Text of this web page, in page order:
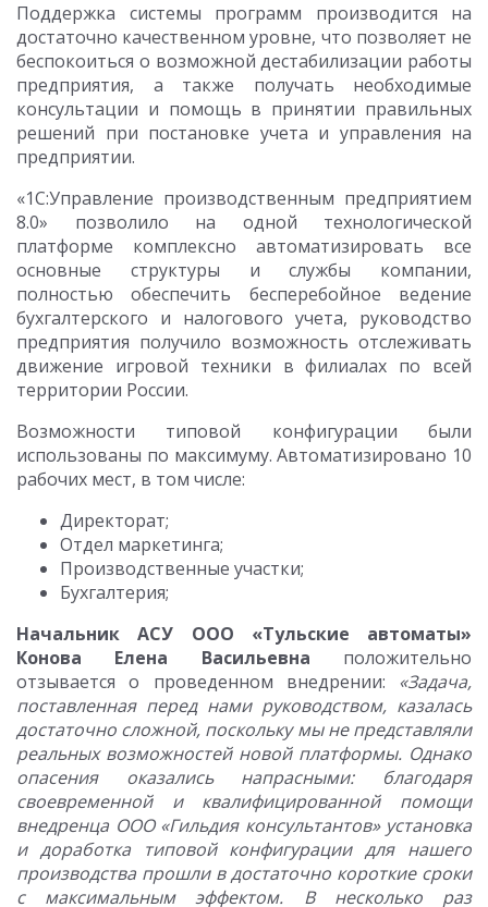
Поддержка системы программ производится на
достаточно качественном уровне, что позволяет не
беспокоиться о возможной дестабилизации работы
предприятия, а также получать необходимые
консультации и помощь в принятии правильных
решений при постановке учета и управления на
предприятии.
«1С:Управление производственным предприятием
8.0» позволило на одной технологической
платформе комплексно автоматизировать все
основные структуры и службы компании,
полностью обеспечить бесперебойное ведение
бухгалтерского и налогового учета, руководство
предприятия получило возможность отслеживать
движение игровой техники в филиалах по всей
территории России.
Возможности типовой конфигурации были
использованы по максимуму. Автоматизировано 10
рабочих мест, в том числе:
Директорат;
Отдел маркетинга;
Производственные участки;
Бухгалтерия;
Начальник АСУ ООО «Тульские автоматы»
Конова Елена Васильевна положительно
отзывается о проведенном внедрении: «Задача,
поставленная перед нами руководством, казалась
достаточно сложной, поскольку мы не представляли
реальных возможностей новой платформы. Однако
опасения оказались напрасными: благодаря
своевременной и квалифицированной помощи
внедренца ООО «Гильдия консультантов» установка
и доработка типовой конфигурации для нашего
производства прошли в достаточно короткие сроки
с максимальным эффектом. В несколько раз